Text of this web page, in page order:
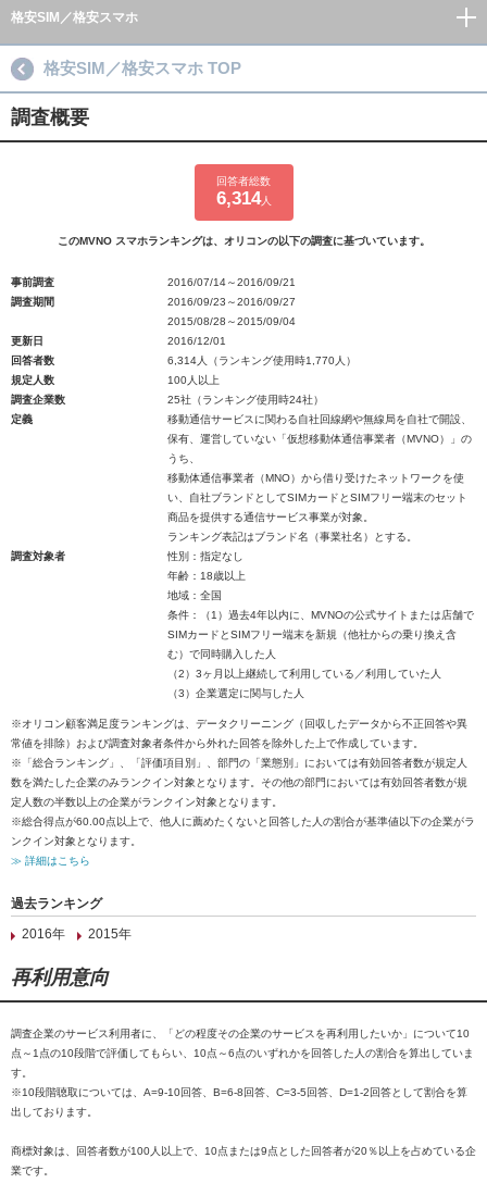
格安SIM／格安スマホ
格安SIM／格安スマホ TOP
調査概要
回答者総数
6,314人
このMVNO スマホランキングは、オリコンの以下の調査に基づいています。
事前調査
2016/07/14～2016/09/21
調査期間
2016/09/23～2016/09/27
2015/08/28～2015/09/04
更新日
2016/12/01
回答者数
6,314人（ランキング使用時1,770人）
規定人数
100人以上
調査企業数
25社（ランキング使用時24社）
定義
移動通信サービスに関わる自社回線網や無線局を自社で開設、
保有、運営していない「仮想移動体通信事業者（MVNO）」の
うち、
移動体通信事業者（MNO）から借り受けたネットワークを使
い、自社ブランドとしてSIMカードとSIMフリー端末のセット
商品を提供する通信サービス事業が対象。
ランキング表記はブランド名（事業社名）とする。
調査対象者
性別：指定なし
年齢：18歳以上
地域：全国
条件：（1）過去4年以内に、MVNOの公式サイトまたは店舗で
SIMカードとSIMフリー端末を新規（他社からの乗り換え含
む）で同時購入した人
（2）3ヶ月以上継続して利用している／利用していた人
（3）企業選定に関与した人
※オリコン顧客満足度ランキングは、データクリーニング（回収したデータから不正回答や異
常値を排除）および調査対象者条件から外れた回答を除外した上で作成しています。
※「総合ランキング」、「評価項目別」、部門の「業態別」においては有効回答者数が規定人
数を満たした企業のみランクイン対象となります。その他の部門においては有効回答者数が規
定人数の半数以上の企業がランクイン対象となります。
※総合得点が60.00点以上で、他人に薦めたくないと回答した人の割合が基準値以下の企業がラ
ンクイン対象となります。
≫ 詳細はこちら
過去ランキング
2016年
2015年
再利用意向
調査企業のサービス利用者に、「どの程度その企業のサービスを再利用したいか」について10
点～1点の10段階で評価してもらい、10点～6点のいずれかを回答した人の割合を算出していま
す。
※10段階聴取については、A=9-10回答、B=6-8回答、C=3-5回答、D=1-2回答として割合を算
出しております。
商標対象は、回答者数が100人以上で、10点または9点とした回答者が20％以上を占めている企
業です。